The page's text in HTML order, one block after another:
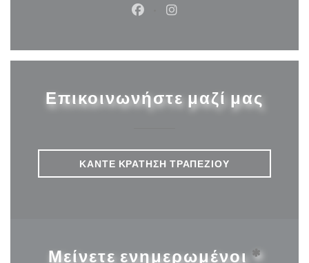
Facebook ((ανοίγει σε νέο
Instagram ((ανοίγει σε
Επικοινωνήστε μαζί μας
ΚΆΝΤΕ ΚΡΆΤΗΣΗ ΤΡΑΠΕΖΙΟΎ
Μείνετε ενημερωμένοι *